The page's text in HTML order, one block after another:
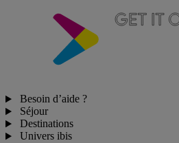
Besoin d’aide ?
Séjour
Destinations
Univers ibis